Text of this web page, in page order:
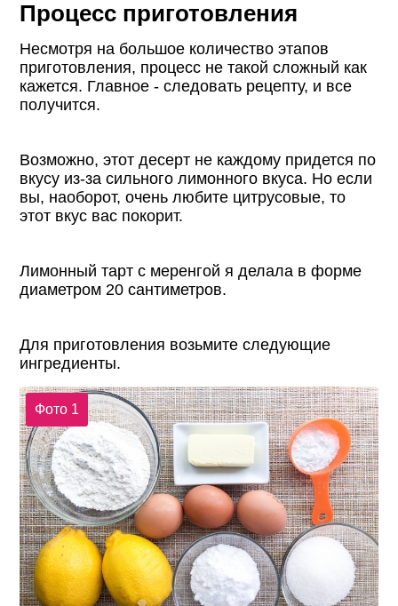
Процесс приготовления
Несмотря на большое количество этапов
приготовления, процесс не такой сложный как
кажется. Главное - следовать рецепту, и все
получится.
Возможно, этот десерт не каждому придется по
вкусу из-за сильного лимонного вкуса. Но если
вы, наоборот, очень любите цитрусовые, то
этот вкус вас покорит.
Лимонный тарт с меренгой я делала в форме
диаметром 20 сантиметров.
Для приготовления возьмите следующие
ингредиенты.
Фото 1